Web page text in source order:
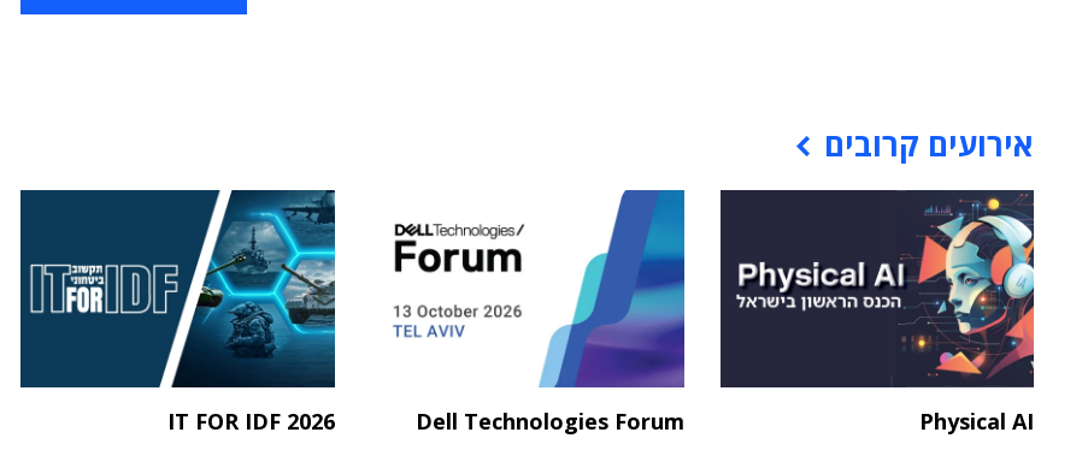
אירועים קרובים
Physical AI
Dell Technologies Forum
IT FOR IDF 2026